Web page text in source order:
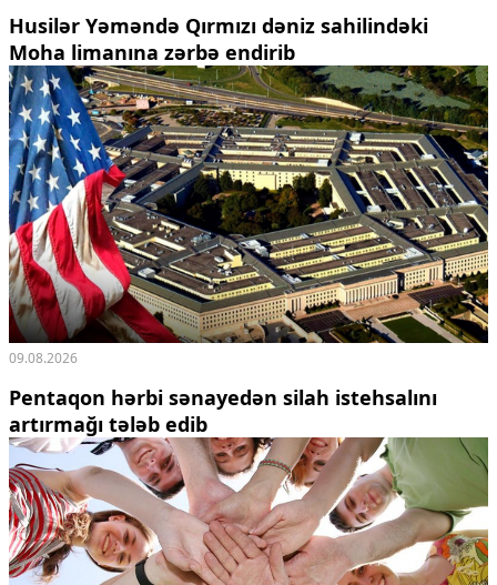
Husilər Yəməndə Qırmızı dəniz sahilindəki
Moha limanına zərbə endirib
09.08.2026
Pentaqon hərbi sənayedən silah istehsalını
artırmağı tələb edib